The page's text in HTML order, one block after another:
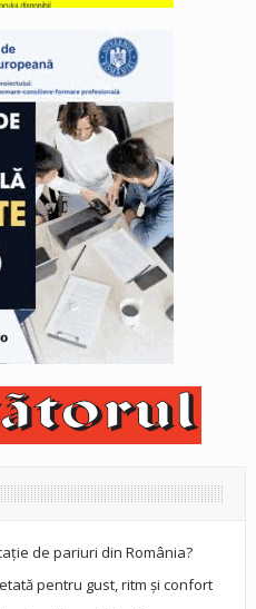
de pariuri din România?
pentru gust, ritm și confort